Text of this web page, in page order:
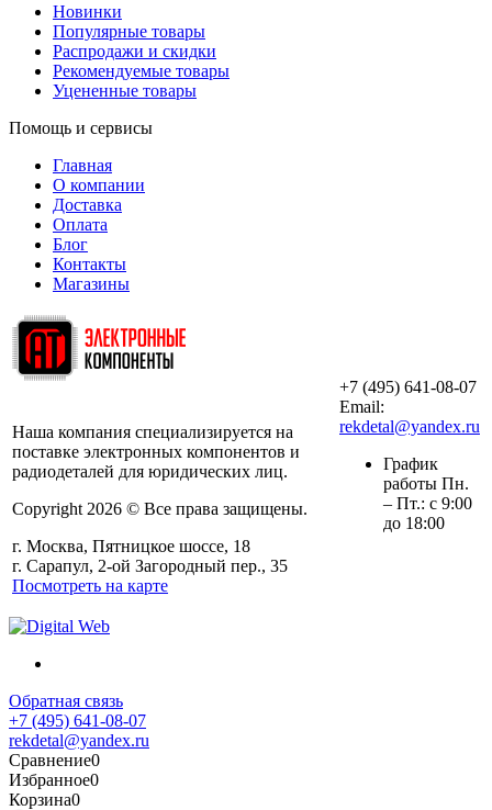
Новинки
Популярные товары
Распродажи и скидки
Рекомендуемые товары
Уцененные товары
Помощь и сервисы
Главная
О компании
Доставка
Оплата
Блог
Контакты
Магазины
Наша компания специализируется на
поставке электронных компонентов и
радиодеталей для юридических лиц.
Copyright 2026 © Все права защищены.
г. Москва, Пятницкое шоссе, 18
г. Сарапул, 2-ой Загородный пер., 35
Посмотреть на карте
+7 (495) 641-08-07
Email:
rekdetal@yandex.ru
График
работы Пн.
– Пт.: с 9:00
до 18:00
Обратная связь
+7 (495) 641-08-07
rekdetal@yandex.ru
Сравнение0
Избранное0
Корзина0